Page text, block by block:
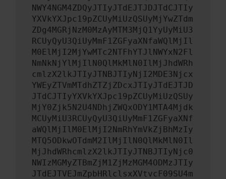
NWY4NGM4ZDQyJTIyJTdEJTJDJTdCJTIy
YXVkYXJpc19pZCUyMiUzQSUyMjYwZTdm
ZDg4MGRjNzM0MzAyMTM3MjQ1YyUyMiU3
RCUyQyU3QiUyMmF1ZGFyaXNfaWQlMjIl
M0ElMjI2MjYwMTc2NTFhYTJlNWYxN2Fl
NmNkNjYlMjIlN0QlMkMlN0IlMjJhdWRh
cmlzX2lkJTIyJTNBJTIyNjI2MDE3Njcx
YWEyZTVmMTdhZTZjZDcxJTIyJTdEJTJD
JTdCJTIyYXVkYXJpc19pZCUyMiUzQSUy
MjY0Zjk5N2U4NDhjZWQxODY1MTA4Mjdk
MCUyMiU3RCUyQyU3QiUyMmF1ZGFyaXNf
aWQlMjIlM0ElMjI2NmRhYmVkZjBhMzIy
MTQ5ODkwOTdmM2IlMjIlN0QlMkMlN0Il
MjJhdWRhcmlzX2lkJTIyJTNBJTIyNjc0
NWIzMGMyZTBmZjM1ZjMzMGM4ODMzJTIy
JTdEJTVEJmZpbHRlclsxXVtvcF09SU4m